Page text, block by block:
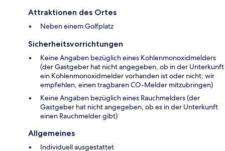
Attraktionen des Ortes
Neben einem Golfplatz
Sicherheitsvorrichtungen
Keine Angaben bezüglich eines Kohlenmonoxidmelders
(der Gastgeber hat nicht angegeben, ob in der Unterkunft
ein Kohlenmonoxidmelder vorhanden ist oder nicht; wir
empfehlen, einen tragbaren CO-Melder mitzubringen)
Keine Angaben bezüglich eines Rauchmelders (der
Gastgeber hat nicht angegeben, ob es in der Unterkunft
einen Rauchmelder gibt)
Allgemeines
Individuell ausgestattet